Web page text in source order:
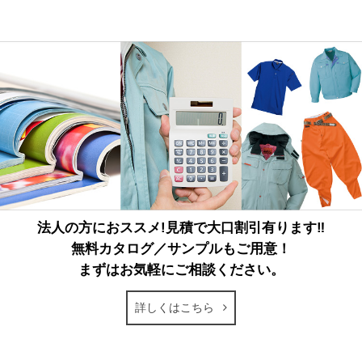
法人の方におススメ!見積で大口割引有ります‼
無料カタログ／サンプルもご用意！
まずはお気軽にご相談ください。
詳しくはこちら